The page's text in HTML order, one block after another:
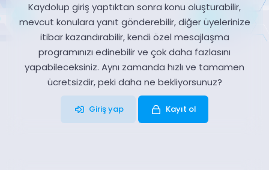
Kaydolup giriş yaptıktan sonra konu oluşturabilir,
mevcut konulara yanıt gönderebilir, diğer üyelerinize
itibar kazandırabilir, kendi özel mesajlaşma
programınızı edinebilir ve çok daha fazlasını
yapabileceksiniz. Aynı zamanda hızlı ve tamamen
ücretsizdir, peki daha ne bekliyorsunuz?
Giriş yap Kayıt ol